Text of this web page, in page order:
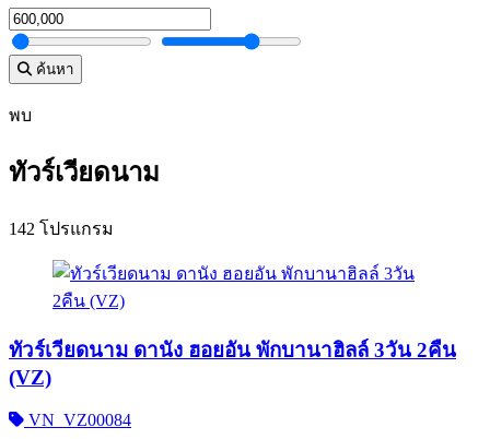
ค้นหา
พบ
ทัวร์เวียดนาม
142 โปรแกรม
ทัวร์เวียดนาม ดานัง ฮอยอัน พักบานาฮิลล์ 3วัน 2คืน
(VZ)
VN_VZ00084